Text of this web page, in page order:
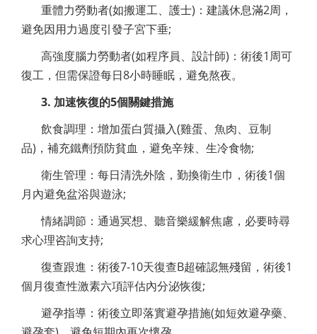
重體力勞動者(如搬運工、護士)：建議休息滿2周，
避免因用力過度引發子宮下垂;
高強度腦力勞動者(如程序員、設計師)：術後1周可
復工，但需保證每日8小時睡眠，避免熬夜。
3. 加速恢復的5個關鍵措施
飲食調理：增加蛋白質攝入(雞蛋、魚肉、豆制
品)，補充鐵劑預防貧血，避免辛辣、生冷食物;
衛生管理：每日清洗外陰，勤換衛生巾，術後1個
月內避免盆浴與遊泳;
情緒調節：通過冥想、聽音樂緩解焦慮，必要時尋
求心理咨詢支持;
復查跟進：術後7-10天復查B超確認無殘留，術後1
個月復查性激素六項評估內分泌恢復;
避孕指導：術後立即落實避孕措施(如短效避孕藥、